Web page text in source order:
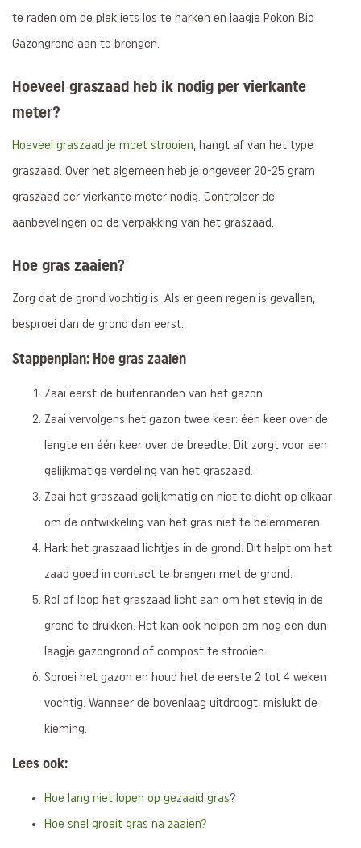
te raden om de plek iets los te harken en laagje Pokon Bio
Gazongrond aan te brengen.
Hoeveel graszaad heb ik nodig per vierkante
meter?
Hoeveel graszaad je moet strooien, hangt af van het type
graszaad. Over het algemeen heb je ongeveer 20-25 gram
graszaad per vierkante meter nodig. Controleer de
aanbevelingen op de verpakking van het graszaad.
Hoe gras zaaien?
Zorg dat de grond vochtig is. Als er geen regen is gevallen,
besproei dan de grond dan eerst.
Stappenplan: Hoe gras zaaien
Zaai eerst de buitenranden van het gazon.
Zaai vervolgens het gazon twee keer: één keer over de
lengte en één keer over de breedte. Dit zorgt voor een
gelijkmatige verdeling van het graszaad.
Zaai het graszaad gelijkmatig en niet te dicht op elkaar
om de ontwikkeling van het gras niet te belemmeren.
Hark het graszaad lichtjes in de grond. Dit helpt om het
zaad goed in contact te brengen met de grond.
Rol of loop het graszaad licht aan om het stevig in de
grond te drukken. Het kan ook helpen om nog een dun
laagje gazongrond of compost te strooien.
Sproei het gazon en houd het de eerste 2 tot 4 weken
vochtig. Wanneer de bovenlaag uitdroogt, mislukt de
kieming.
Lees ook:
Hoe lang niet lopen op gezaaid gras?
Hoe snel groeit gras na zaaien?